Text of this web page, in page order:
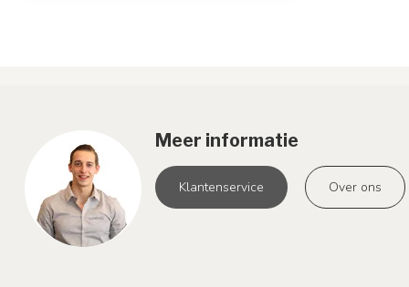
Meer informatie
Klantenservice Over ons